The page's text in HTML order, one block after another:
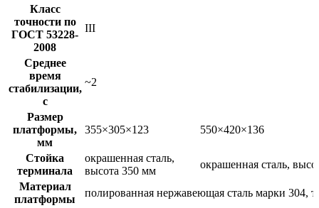
Класс
точности по
ГОСТ 53228-
2008
III
Среднее
время
стабилизации,
с
~2
Размер
платформы,
мм
355×305×123 550×420×136
Стойка
терминала
окрашенная сталь,
высота 350 мм
окрашенная сталь,
Материал
платформы
полированная нержавеющая сталь марки 304,